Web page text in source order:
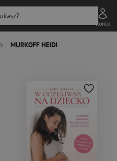
Konto
MURKOFF HEIDI